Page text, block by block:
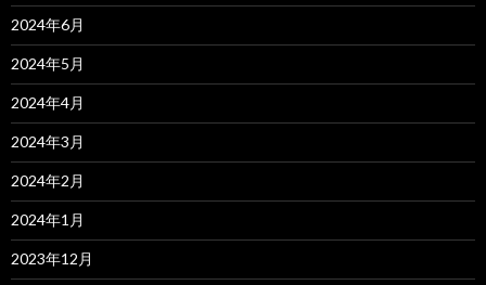
2024年6月
2024年5月
2024年4月
2024年3月
2024年2月
2024年1月
2023年12月